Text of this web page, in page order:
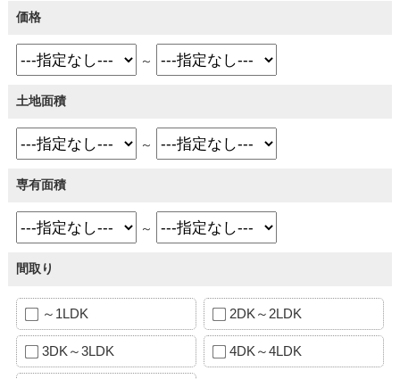
価格
～
土地面積
～
専有面積
～
間取り
～1LDK 2DK～2LDK
3DK～3LDK 4DK～4LDK